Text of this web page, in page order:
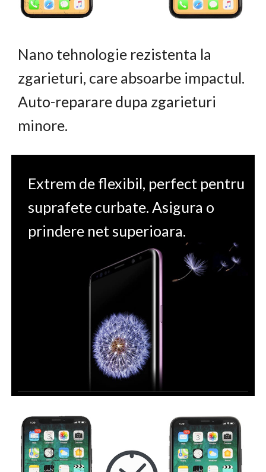
Nano tehnologie rezistenta la
zgarieturi, care absoarbe impactul.
Auto-reparare dupa zgarieturi
minore.
Extrem de flexibil, perfect pentru
suprafete curbate. Asigura o
prindere net superioara.